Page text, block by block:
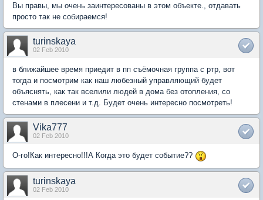
Вы правы, мы очень заинтересованы в этом объекте., отдавать
просто так не собираемся!
turinskaya
02 Feb 2010
в ближайшее время приедит в пп съёмочная группа с ртр, вот
тогда и посмотрим как наш любезный управляющий будет
объяснять, как так вселили людей в дома без отопления, со
стенами в плесени и т.д. Будет очень интересно посмотреть!
Vika777
02 Feb 2010
О-го!Как интересно!!!А Когда это будет событие??
turinskaya
02 Feb 2010